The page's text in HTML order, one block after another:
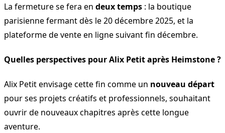
La fermeture se fera en deux temps : la boutique
parisienne fermant dès le 20 décembre 2025, et la
plateforme de vente en ligne suivant fin décembre.
Quelles perspectives pour Alix Petit après Heimstone ?
Alix Petit envisage cette fin comme un nouveau départ
pour ses projets créatifs et professionnels, souhaitant
ouvrir de nouveaux chapitres après cette longue
aventure.